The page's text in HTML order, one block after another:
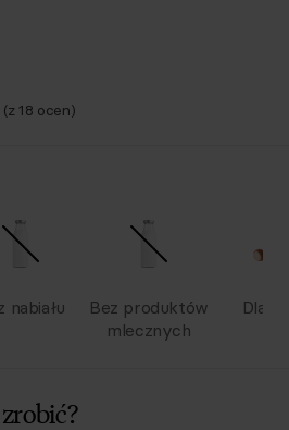
(z 18 ocen)
nabiału
Bez produktów
mlecznych
Dla